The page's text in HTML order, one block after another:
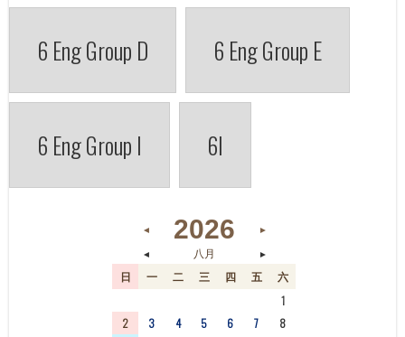
6 Eng Group D 6 Eng Group E
6 Eng Group I 6I
◄ 2026
►
◄
八月 ►
日 一 二 三 四 五
六
1
2
3 4 5 6 7
8